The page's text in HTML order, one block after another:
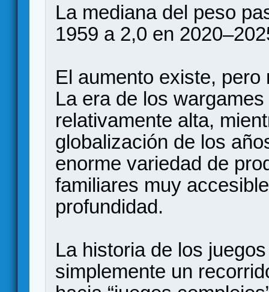
La mediana del peso
1959 a 2,0 en
El aumento existe,
La era de los
relativamente alta,
globalización de los
enorme variedad de
familiares muy
profundidad.
La historia de los
simplemente un